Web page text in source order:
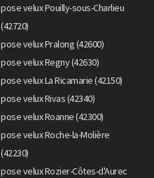
pose velux Pouilly-sous-Charlieu
(42720)
pose velux Pralong (42600)
pose velux Regny (42630)
pose velux La Ricamarie (42150)
pose velux Rivas (42340)
pose velux Roanne (42300)
pose velux Roche-la-Molière
(42230)
pose velux Rozier-Côtes-d'Aurec